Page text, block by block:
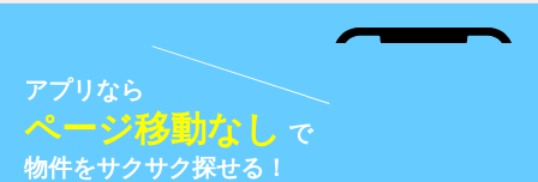
アプリなら
ページ移動なし で
物件をサクサク探せる！